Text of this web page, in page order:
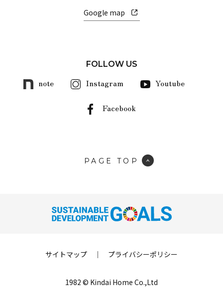
Google map
FOLLOW US
note Instagram Youtube
Facebook
PAGE TOP
サイトマップ ｜ プライバシーポリシー
1982 © Kindai Home Co.,Ltd